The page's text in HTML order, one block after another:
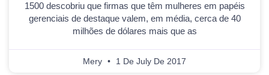
1500 descobriu que firmas que têm mulheres em papéis
gerenciais de destaque valem, em média, cerca de 40
milhões de dólares mais que as
Mery 1 De July De 2017